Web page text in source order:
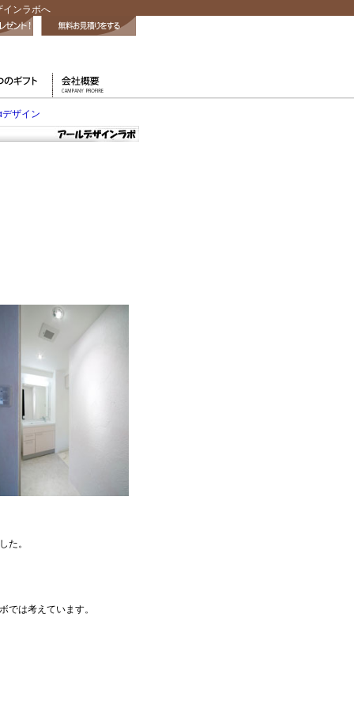
インラボへ
ザイン
た。
では考えています。